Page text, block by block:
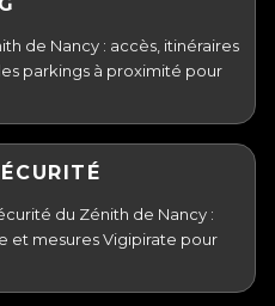
de Nancy : accès, itinéraires
parkings à proximité pour
du Zénith de Nancy :
et mesures Vigipirate pour